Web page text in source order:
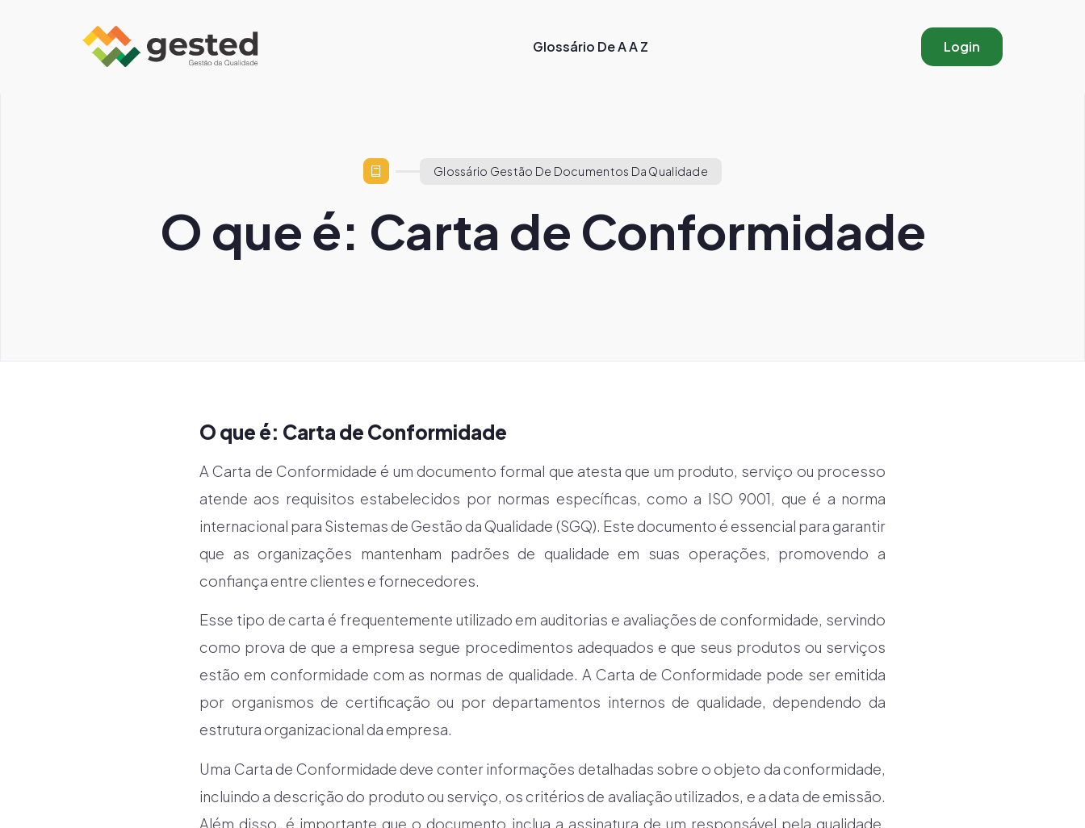
Glossário De A A Z Login
Glossário Gestão De Documentos Da Qualidade
O que é: Carta de Conformidade
O que é: Carta de Conformidade
A Carta de Conformidade é um documento formal que atesta que um produto, serviço ou processo
atende aos requisitos estabelecidos por normas específicas, como a ISO 9001, que é a norma
internacional para Sistemas de Gestão da Qualidade (SGQ). Este documento é essencial para garantir
que as organizações mantenham padrões de qualidade em suas operações, promovendo a
confiança entre clientes e fornecedores.
Esse tipo de carta é frequentemente utilizado em auditorias e avaliações de conformidade, servindo
como prova de que a empresa segue procedimentos adequados e que seus produtos ou serviços
estão em conformidade com as normas de qualidade. A Carta de Conformidade pode ser emitida
por organismos de certificação ou por departamentos internos de qualidade, dependendo da
estrutura organizacional da empresa.
Uma Carta de Conformidade deve conter informações detalhadas sobre o objeto da conformidade,
incluindo a descrição do produto ou serviço, os critérios de avaliação utilizados, e a data de emissão.
Além disso, é importante que o documento inclua a assinatura de um responsável pela qualidade,